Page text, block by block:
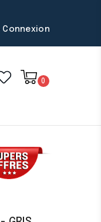
Connexion
0